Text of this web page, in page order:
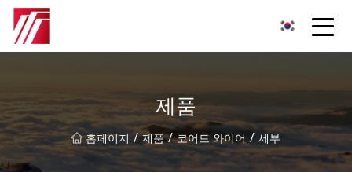
제품
홈페이지 / 제품 / 코어드 와이어 / 세부